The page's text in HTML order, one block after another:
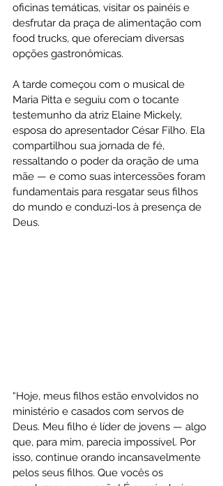
oficinas temáticas, visitar os painéis e
desfrutar da praça de alimentação com
food trucks, que ofereciam diversas
opções gastronômicas.
A tarde começou com o musical de
Maria Pitta e seguiu com o tocante
testemunho da atriz Elaine Mickely,
esposa do apresentador César Filho. Ela
compartilhou sua jornada de fé,
ressaltando o poder da oração de uma
mãe — e como suas intercessões foram
fundamentais para resgatar seus filhos
do mundo e conduzi-los à presença de
Deus.
“Hoje, meus filhos estão envolvidos no
ministério e casados com servos de
Deus. Meu filho é líder de jovens — algo
que, para mim, parecia impossível. Por
isso, continue orando incansavelmente
pelos seus filhos. Que vocês os